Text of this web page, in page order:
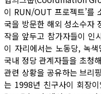
이 RUN/OUT 프로젝트’를
국을 방문한 해외 성소수자
작을 앞두고 참가자들이 인
이 자리에서는 노동당, 녹
국내 정당 관계자들을 초청
관련 상황을 공유하는 브리
는 1998년 친구사이 회장